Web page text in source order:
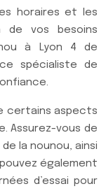
horaires et les
vos besoins
à Lyon 4 de
spécialiste de
certains aspects
Assurez-vous de
la nounou, ainsi
également
d’essai pour